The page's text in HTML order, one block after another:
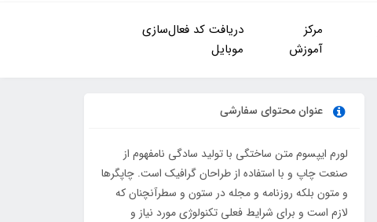
مرکز
آموزش
دریافت کد فعال‌سازی
موبایل
عنوان محتوای سفارشی
لورم ایپسوم متن ساختگی با تولید سادگی نامفهوم از
صنعت چاپ و با استفاده از طراحان گرافیک است. چاپگرها
و متون بلکه روزنامه و مجله در ستون و سطرآنچنان که
لازم است و برای شرایط فعلی تکنولوژی مورد نیاز و